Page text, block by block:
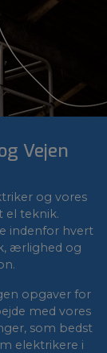
Vejen
og vores
el teknik.
indenfor hvert
ærlighed og
opgaver for
med vores
som bedst
elektrikere i